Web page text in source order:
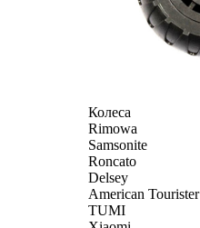
Колеса
Rimowa
Samsonite
Roncato
Delsey
American Tourister
TUMI